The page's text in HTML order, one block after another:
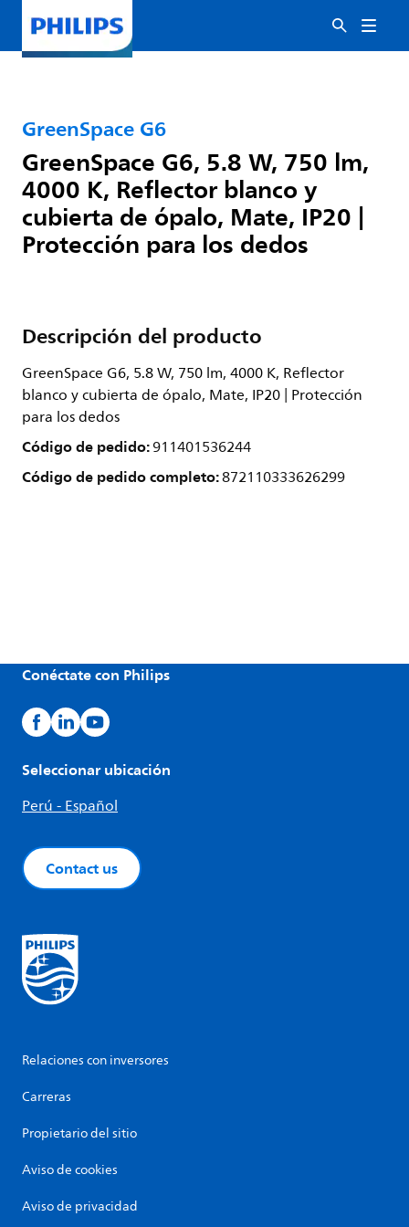
GreenSpace G6
GreenSpace G6, 5.8 W, 750 lm,
4000 K, Reflector blanco y
cubierta de ópalo, Mate, IP20 |
Protección para los dedos
Descripción del producto
GreenSpace G6, 5.8 W, 750 lm, 4000 K, Reflector
blanco y cubierta de ópalo, Mate, IP20 | Protección
para los dedos
Código de pedido:911401536244
Código de pedido completo:872110333626299
Conéctate con Philips
Seleccionar ubicación
Perú - Español
Contact us
Relaciones con inversores
Carreras
Propietario del sitio
Aviso de cookies
Aviso de privacidad